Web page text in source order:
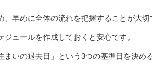
早めに全体の流れを把握することが大切
ュールを作成しておくと安心です。
いの退去日」という3つの基準日を決め